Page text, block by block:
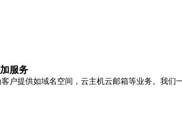
服务
户提供如域名空间，云主机云邮箱等业务。我们